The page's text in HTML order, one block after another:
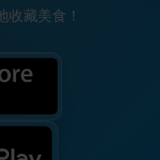
收藏美食！